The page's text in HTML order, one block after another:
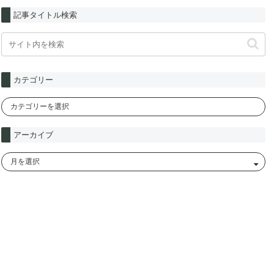
記事タイトル検索
カテゴリー
アーカイブ